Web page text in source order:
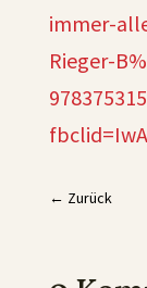
immer-
Rieger-
← Zurück